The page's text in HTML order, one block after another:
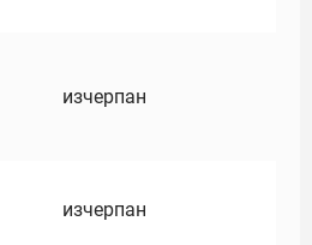
изчерпан
изчерпан